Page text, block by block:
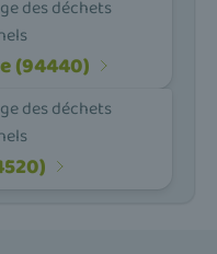
des déchets
(94440)
des déchets